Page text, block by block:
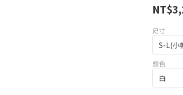
尺寸
顏色